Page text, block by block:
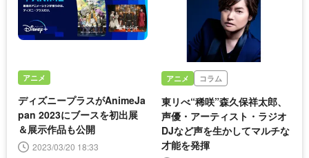
アニメ
ディズニープラスがAnimeJa
pan 2023にブースを初出展
＆展示作品も公開
2023/03/20 18:33
アニメ コラム
東リべ“稀咲”森久保祥太郎、
声優・アーティスト・ラジオ
DJなど声を生かしてマルチな
才能を発揮